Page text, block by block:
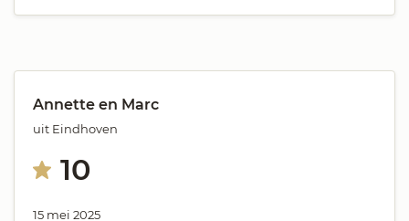
Annette en Marc
uit Eindhoven
10
15 mei 2025